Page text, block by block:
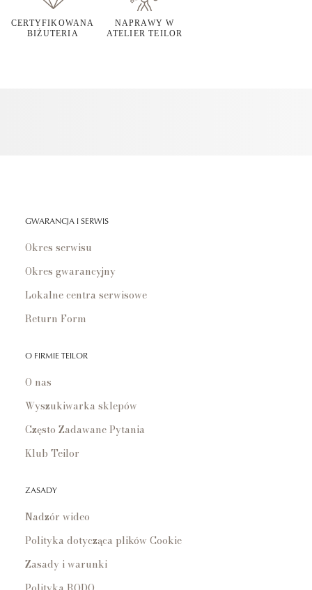
CERTYFIKOWANA
BIŻUTERIA
NAPRAWY W
ATELIER TEILOR
GWARANCJA I SERWIS
Okres serwisu
Okres gwarancyjny
Lokalne centra serwisowe
Return Form
O FIRMIE TEILOR
O nas
Wyszukiwarka sklepów
Często Zadawane Pytania
Klub Teilor
ZASADY
Nadzór wideo
Polityka dotycząca plików Cookie
Zasady i warunki